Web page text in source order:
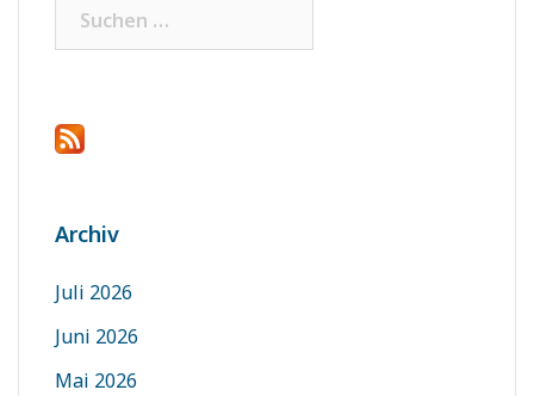
Archiv
Juli 2026
Juni 2026
Mai 2026